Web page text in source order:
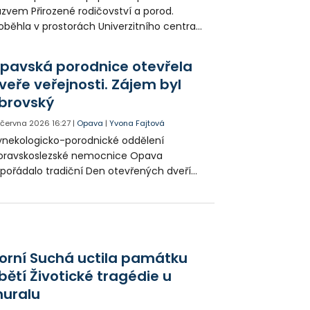
Přirozené rodičovství a porod.
v prostorách Univerzitního centra
Největší část publika tvořily
maminky.
porodnice otevřela
veřejnosti. Zájem byl
června 2026 16:27 | Opava |Yvona Fajtová
porodnické oddělení
nemocnice Opava
tradiční Den otevřených dveří
Ten se i letos setkal s mimořádným
Suchá uctila památku
Životické tragédie u